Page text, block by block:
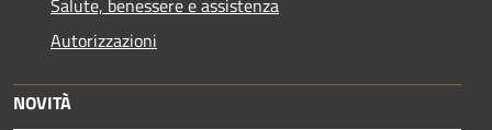
Autorizzazioni
NOVITÀ